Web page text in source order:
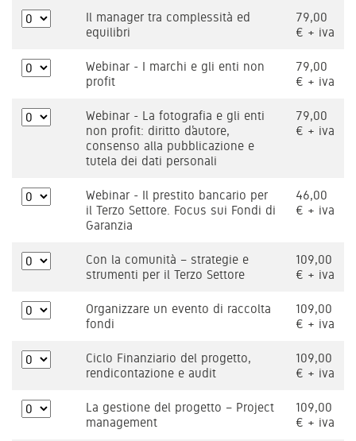
Il manager tra complessità ed
equilibri
79,00
€ + iva
Webinar - I marchi e gli enti non
profit
79,00
€ + iva
Webinar - La fotografia e gli enti
non profit: diritto d’autore,
consenso alla pubblicazione e
tutela dei dati personali
79,00
€ + iva
Webinar - Il prestito bancario per
il Terzo Settore. Focus sui Fondi di
Garanzia
46,00
€ + iva
Con la comunità – strategie e
strumenti per il Terzo Settore
109,00
€ + iva
Organizzare un evento di raccolta
fondi
109,00
€ + iva
Ciclo Finanziario del progetto,
rendicontazione e audit
109,00
€ + iva
La gestione del progetto – Project
management
109,00
€ + iva